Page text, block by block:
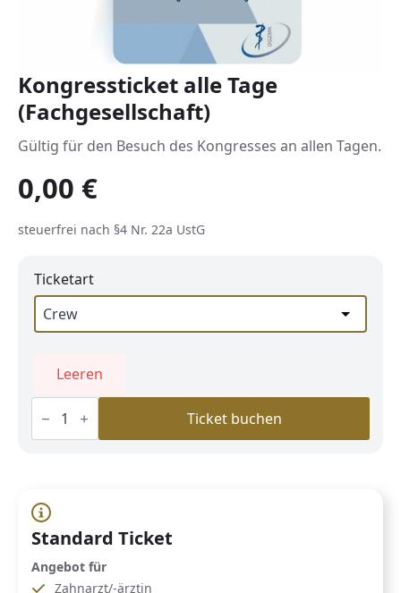
Kongressticket alle Tage
(Fachgesellschaft)
Gültig für den Besuch des Kongresses an allen Tagen.
0,00 €
steuerfrei nach §4 Nr. 22a UstG
Ticketart
Leeren
Kongressticket
alle
(Fachgesellschaft)
Ticket buchen
Standard Ticket
Angebot für
Zahnarzt/-ärztin